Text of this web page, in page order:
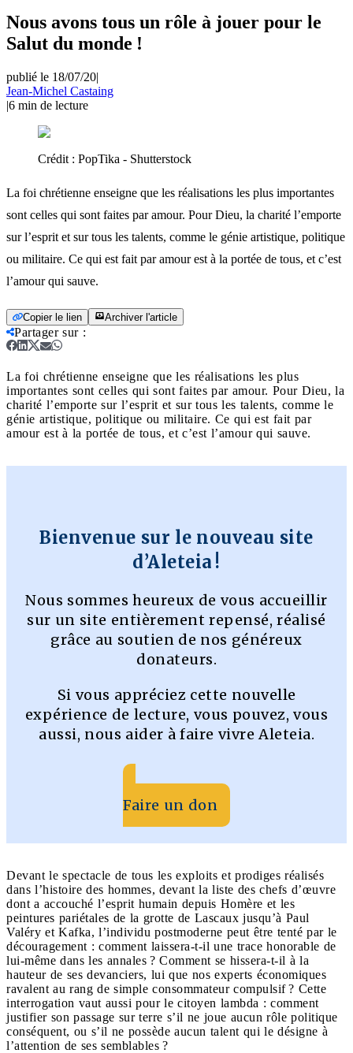
Nous avons tous un rôle à jouer pour le
Salut du monde !
publié le 18/07/20|
Jean-Michel Castaing
|6 min de lecture
Crédit : PopTika - Shutterstock
La foi chrétienne enseigne que les réalisations les plus importantes
sont celles qui sont faites par amour. Pour Dieu, la charité l’emporte
sur l’esprit et sur tous les talents, comme le génie artistique, politique
ou militaire. Ce qui est fait par amour est à la portée de tous, et c’est
l’amour qui sauve.
Copier le lien Archiver l'article
Partager sur:
La foi chrétienne enseigne que les réalisations les plus
importantes sont celles qui sont faites par amour. Pour Dieu, la
charité l’emporte sur l’esprit et sur tous les talents, comme le
génie artistique, politique ou militaire. Ce qui est fait par
amour est à la portée de tous, et c’est l’amour qui sauve.
Bienvenue sur le nouveau site
d’Aleteia !
Nous sommes heureux de vous accueillir
sur un site entièrement repensé, réalisé
grâce au soutien de nos généreux
donateurs.
Si vous appréciez cette nouvelle
expérience de lecture, vous pouvez, vous
aussi, nous aider à faire vivre Aleteia.
Faire un don
Devant le spectacle de tous les exploits et prodiges réalisés
dans l’histoire des hommes, devant la liste des chefs d’œuvre
dont a accouché l’esprit humain depuis Homère et les
peintures pariétales de la grotte de Lascaux jusqu’à Paul
Valéry et Kafka, l’individu postmoderne peut être tenté par le
découragement : comment laissera-t-il une trace honorable de
lui-même dans les annales ? Comment se hissera-t-il à la
hauteur de ses devanciers, lui que nos experts économiques
ravalent au rang de simple consommateur compulsif ? Cette
interrogation vaut aussi pour le citoyen lambda : comment
justifier son passage sur terre s’il ne joue aucun rôle politique
conséquent, ou s’il ne possède aucun talent qui le désigne à
l’attention de ses semblables ?